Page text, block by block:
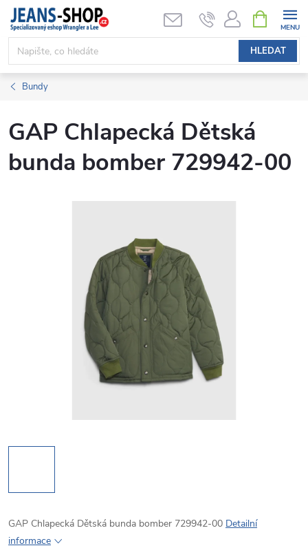
Přejít
obsah
HLEDAT
NÁKUPNÍ
KOŠÍK
Bundy
GAP Chlapecká Dětská
bunda bomber 729942-00
GAP Chlapecká Dětská bunda bomber 729942-00 Detailní
informace